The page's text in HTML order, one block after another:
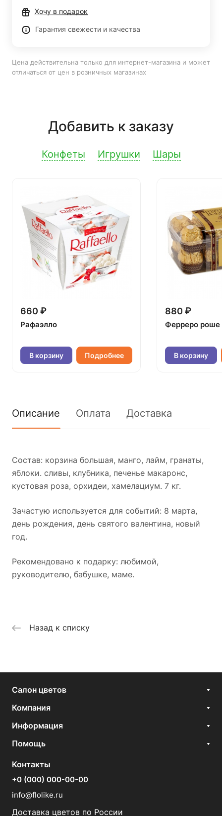
Хочу в подарок
Гарантия свежести и качества
Цена действительна только для интернет-магазина и может
отличаться от цен в розничных магазинах
Добавить к заказу
Конфеты Игрушки Шары
660 ₽
Рафаэлло
В корзину Подробнее
880 ₽
Ферреро роше
В корзину
Описание Оплата Доставка
Состав: корзина большая, манго, лайм, гранаты,
яблоки. сливы, клубника, печенье макаронс,
кустовая роза, орхидеи, хамелациум. 7 кг.
Зачастую используется для событий: 8 марта,
день рождения, день святого валентина, новый
год.
Рекомендовано к подарку: любимой,
руководителю, бабушке, маме.
Назад к списку
Салон цветов
Компания
Информация
Помощь
Контакты
+0 (000) 000-00-00
info@flolike.ru
Доставка цветов по России